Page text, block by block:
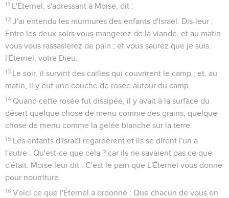
11 L'Éternel, s'adressant à Moïse, dit :
12 J'ai entendu les murmures des enfants d'Israël. Dis-leur :
Entre les deux soirs vous mangerez de la viande, et au matin
vous vous rassasierez de pain ; et vous saurez que je suis
l'Éternel, votre Dieu.
13 Le soir, il survint des cailles qui couvrirent le camp ; et, au
matin, il y eut une couche de rosée autour du camp.
14 Quand cette rosée fut dissipée, il y avait à la surface du
désert quelque chose de menu comme des grains, quelque
chose de menu comme la gelée blanche sur la terre.
15 Les enfants d'Israël regardèrent et ils se dirent l'un à
l'autre : Qu'est-ce que cela ? car ils ne savaient pas ce que
c'était. Moïse leur dit : C'est le pain que L'Éternel vous donne
pour nourriture.
16 Voici ce que l'Éternel a ordonné : Que chacun de vous en